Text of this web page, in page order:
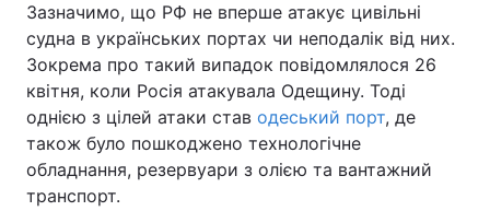
Зазначимо, що РФ не вперше атакує цивільні
судна в українських портах чи неподалік від них.
Зокрема про такий випадок повідомлялося 26
квітня, коли Росія атакувала Одещину. Тоді
однією з цілей атаки став одеський порт, де
також було пошкоджено технологічне
обладнання, резервуари з олією та вантажний
транспорт.